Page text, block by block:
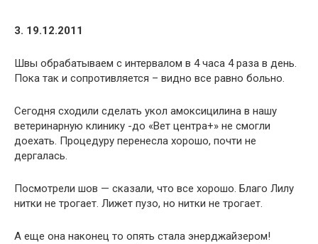
3. 19.12.2011
Швы обрабатываем с интервалом в 4 часа 4 раза в день.
Пока так и сопротивляется – видно все равно больно.
Сегодня сходили сделать укол амоксицилина в нашу
ветеринарную клинику -до «Вет центра+» не смогли
доехать. Процедуру перенесла хорошо, почти не
дергалась.
Посмотрели шов — сказали, что все хорошо. Благо Лилу
нитки не трогает. Лижет пузо, но нитки не трогает.
А еще она наконец то опять стала энерджайзером!